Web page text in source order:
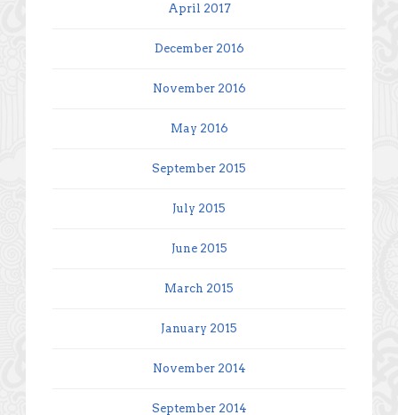
April 2017
December 2016
November 2016
May 2016
September 2015
July 2015
June 2015
March 2015
January 2015
November 2014
September 2014